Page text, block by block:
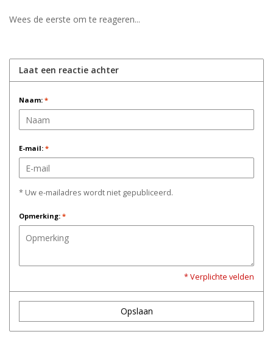
Wees de eerste om te reageren...
Laat een reactie achter
Naam: *
E-mail: *
* Uw e-mailadres wordt niet gepubliceerd.
Opmerking: *
* Verplichte velden
Opslaan